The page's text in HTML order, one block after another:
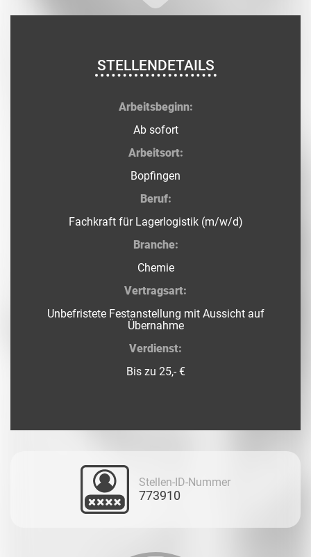
STELLENDETAILS
Arbeitsbeginn:
Ab sofort
Arbeitsort:
Bopfingen
Beruf:
Fachkraft für Lagerlogistik (m/w/d)
Branche:
Chemie
Vertragsart:
Unbefristete Festanstellung mit Aussicht auf
Übernahme
Verdienst:
Bis zu 25,- €
Stellen-ID-Nummer
773910